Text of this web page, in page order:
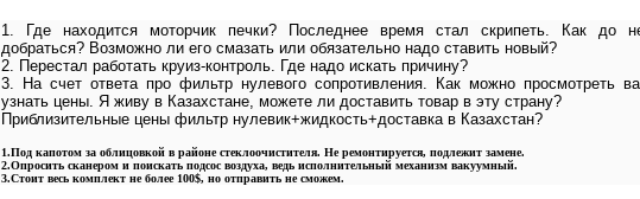
1. Где находится моторчик печки? Последнее время стал скрипеть. Как до
добраться? Возможно ли его смазать или обязательно надо ставить новый?
2. Перестал работать круиз-контроль. Где надо искать причину?
3. На счет ответа про фильтр нулевого сопротивления. Как можно просмотреть
узнать цены. Я живу в Казахстане, можете ли доставить товар в эту страну?
Приблизительные цены фильтр нулевик+жидкость+доставка в Казахстан?
1.Под капотом за облицовкой в районе стеклоочистителя. Не ремонтируется, подлежит замене.
2.Опросить сканером и поискать подсос воздуха, ведь исполнительный механизм вакуумный.
3.Стоит весь комплект не более 100$, но отправить не сможем.